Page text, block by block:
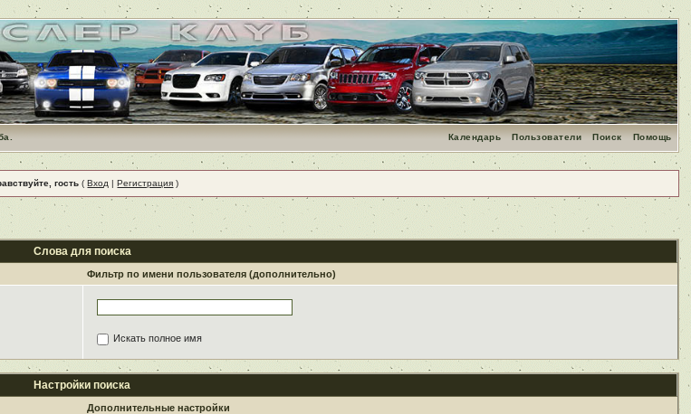
Помощь
Поиск
Пользователи
Календарь
гость (Вход |Регистрация )
Слова для поиска
Фильтр по имени пользователя (дополнительно)
Искать полное имя
Настройки поиска
Дополнительные настройки